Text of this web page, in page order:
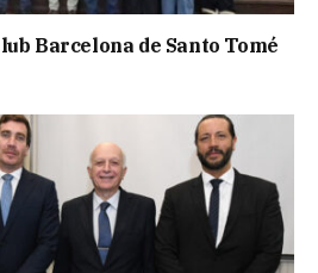
Barcelona de Santo Tomé